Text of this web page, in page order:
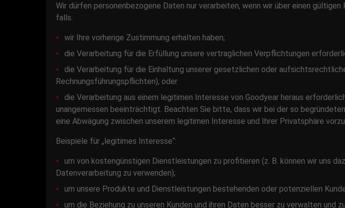
Wir dürfen personenbezogene Daten nur verarbeiten, wenn wir über einen
falls:
wir Ihre vorherige Zustimmung erhalten haben;
die Verarbeitung für die Erfüllung unsere vertraglichen Verpflichtungen
die Verarbeitung für die Einhaltung unserer gesetzlichen oder
Rechnungsführungspflichten); oder
die Verarbeitung aus einem legitimen Interesse von Goodyear heraus
unangemessen beeinträchtigt. Beachten Sie bitte, dass wir bei der so
eine Abwägung zwischen unserem legitimen Interesse und Ihrer Privatsphäre
Beispiele für „legitimes Interesse“:
um von kostengünstigen Dienstleistungen zu profitieren (z. B. können wir uns
Datenverarbeitung zu verwenden);
um unsere Produkte und Dienstleistungen bestehenden oder potenziellen
um die Beziehung zu unseren Kunden und ihren Daten besser zu verwalten und